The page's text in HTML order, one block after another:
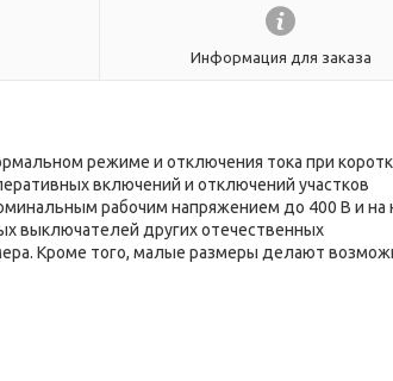
Информация для заказа
режиме и отключения тока при
включений и отключений участков
рабочим напряжением до 400 В и на
выключателей других отечественных
Кроме того, малые размеры делают